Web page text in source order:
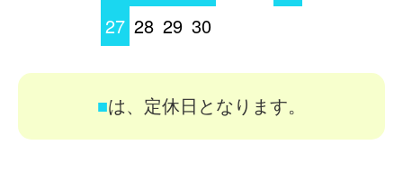
27 28 29 30
■は、定休日となります。